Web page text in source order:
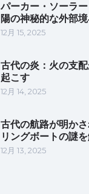
パーカー・ソーラ
陽の神秘的な外部
12月 15, 2025
古代の炎：火の支
起こす
12月 14, 2025
古代の航路が明か
リングボートの謎を
12月 13, 2025